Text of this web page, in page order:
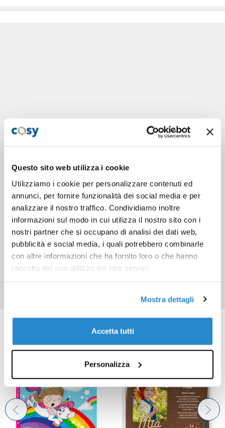
Questo sito web utilizza i cookie
Utilizziamo i cookie per personalizzare contenuti ed
annunci, per fornire funzionalità dei social media e per
analizzare il nostro traffico. Condividiamo inoltre
informazioni sul modo in cui utilizza il nostro sito con i
nostri partner che si occupano di analisi dei dati web,
pubblicità e social media, i quali potrebbero combinarle
con altre informazioni che ha fornito loro o che hanno
raccolto dal suo utilizzo dei loro servizi.
Mostra dettagli
Accetta tutti
Personalizza
Prodotti correlati